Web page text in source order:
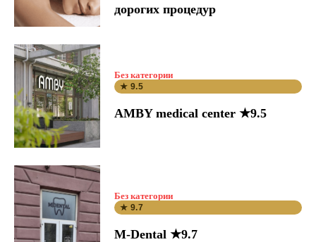
дорогих процедур
Без категории
★ 9.5
AMBY medical center ★9.5
Без категории
★ 9.7
M-Dental ★9.7